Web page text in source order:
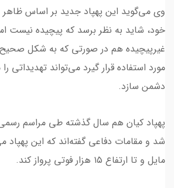
وی می‌گوید این پهپاد جدید بر اساس ظاهر
خود، شاید به نظر برسد که پیچیده نیست
غیرپیچیده هم در صورتی که به شکل صحیح
مورد استفاده قرار گیرد می‌تواند تهدیداتی
دشمن سازد.
پهپاد کیان هم سال گذشته طی مراسم رسمی
مایل و تا ارتفاع ۱۵ هزار فوتی پرواز کند.